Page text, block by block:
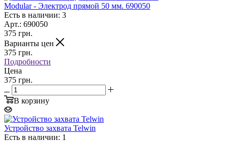
Modular - Электрод прямой 50 мм. 690050
Есть в наличии: 3
Арт.: 690050
375 грн.
Варианты цен
375 грн.
Подробности
Цена
375 грн.
В корзину
Устройство захвата Telwin
Есть в наличии: 1